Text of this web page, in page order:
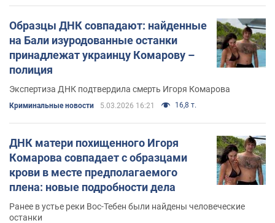
Образцы ДНК совпадают: найденные
на Бали изуродованные останки
принадлежат украинцу Комарову –
полиция
Экспертиза ДНК подтвердила смерть Игоря Комарова
Криминальные новости 5.03.2026 16:21 16,8 т.
ДНК матери похищенного Игоря
Комарова совпадает с образцами
крови в месте предполагаемого
плена: новые подробности дела
Ранее в устье реки Вос-Тебен были найдены человеческие
останки